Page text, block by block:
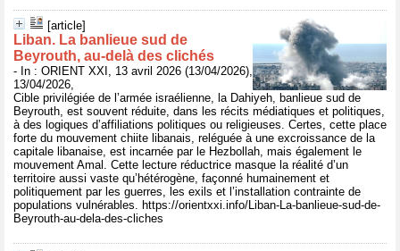
[article]
Liban. La banlieue sud de
Beyrouth, au-delà des clichés
- In : ORIENT XXI, 13 avril 2026 (13/04/2026),
13/04/2026,
Cible privilégiée de l’armée israélienne, la Dahiyeh, banlieue sud de
Beyrouth, est souvent réduite, dans les récits médiatiques et politiques,
à des logiques d’affiliations politiques ou religieuses. Certes, cette place
forte du mouvement chiite libanais, reléguée à une excroissance de la
capitale libanaise, est incarnée par le Hezbollah, mais également le
mouvement Amal. Cette lecture réductrice masque la réalité d’un
territoire aussi vaste qu’hétérogène, façonné humainement et
politiquement par les guerres, les exils et l’installation contrainte de
populations vulnérables. https://orientxxi.info/Liban-La-banlieue-sud-de-
Beyrouth-au-dela-des-cliches